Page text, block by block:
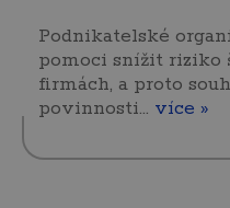
Podnikatelské
pomoci snížit riziko
firmách, a proto
povinnosti… více »